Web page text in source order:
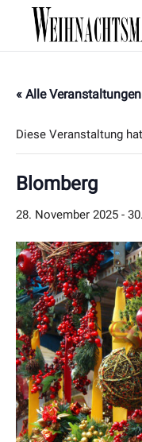
« Alle Veranstaltungen
Diese Veranstaltung
Blomberg
28. November 2025 -